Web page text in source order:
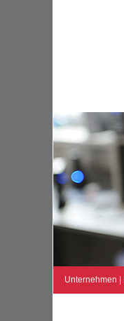
Unternehmen